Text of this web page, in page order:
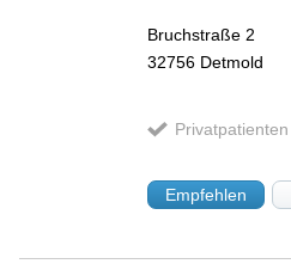
Bruchstraße 2
32756 Detmold
Privatpatienten
Empfehlen